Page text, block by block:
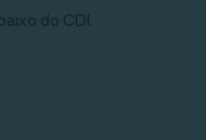
do CDI.